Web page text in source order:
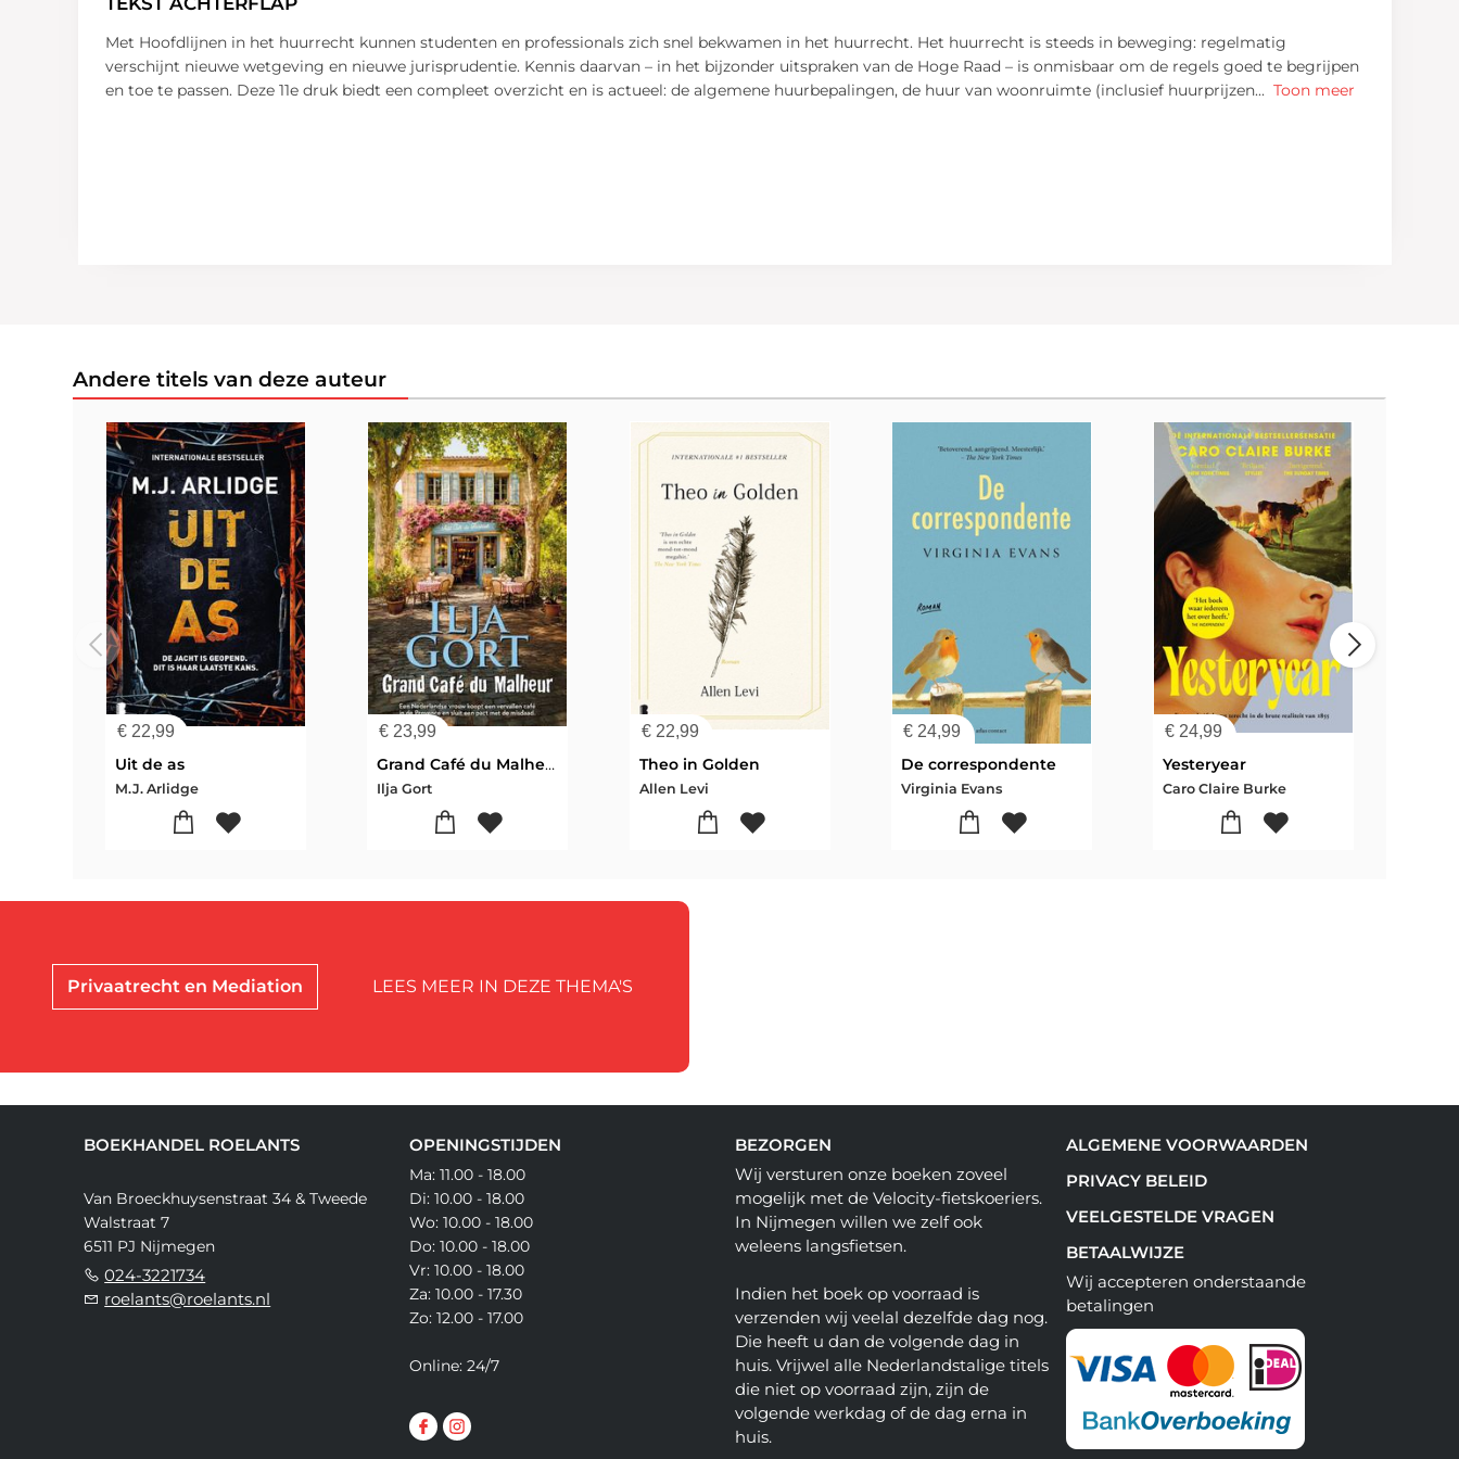
Met Hoofdlijnen in het huurrecht kunnen studenten en professionals zich snel bekwamen in het huurrecht. Het huurrecht is steeds in beweging: regelmatig
verschijnt nieuwe wetgeving en nieuwe jurisprudentie. Kennis daarvan – in het bijzonder uitspraken van de Hoge Raad – is onmisbaar om de regels goed te begrijpen
en toe te passen. Deze 11e druk biedt een compleet overzicht en is actueel: de algemene huurbepalingen, de huur van woonruimte (inclusief huurprijzen... Toon meer
Andere titels van deze auteur
€ 22,99
Uit de as
M.J. Arlidge
€ 23,99
Grand Café du Malheur
Ilja Gort
€22,99
Theo in Golden
Allen Levi
€24,99
De correspondente
Virginia Evans
€ 24,99
Yesteryear
Caro Claire Burke
Privaatrecht en Mediation LEES MEER IN DEZE THEMA'S
BOEKHANDEL ROELANTS
Van Broeckhuysenstraat 34 & Tweede
Walstraat 7
6511 PJ Nijmegen
024-3221734
roelants@roelants.nl
OPENINGSTIJDEN
Ma: 11.00 - 18.00
Di: 10.00 - 18.00
Wo: 10.00 - 18.00
Do: 10.00 - 18.00
Vr: 10.00 - 18.00
Za: 10.00 - 17.30
Zo: 12.00 - 17.00
Online: 24/7
BEZORGEN
Wij versturen onze boeken zoveel
mogelijk met de Velocity-fietskoeriers.
In Nijmegen willen we zelf ook
weleens langsfietsen.
Indien het boek op voorraad is
verzenden wij veelal dezelfde dag nog.
Die heeft u dan de volgende dag in
huis. Vrijwel alle Nederlandstalige titels
die niet op voorraad zijn, zijn de
volgende werkdag of de dag erna in
huis.
ALGEMENE VOORWAARDEN
PRIVACY BELEID
VEELGESTELDE VRAGEN
BETAALWIJZE
Wij accepteren onderstaande
betalingen